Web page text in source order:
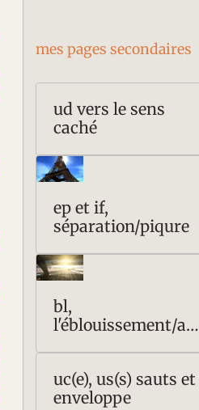
mes pages secondaires
ud vers le sens
caché
ep et if,
séparation/piqure
bl,
l'éblouissement/ave
uc(e), us(s) sauts et
enveloppe